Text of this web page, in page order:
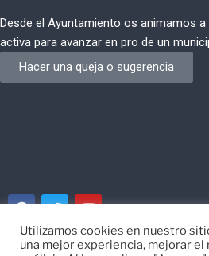
Desde el Ayuntamiento os animamos
activa para avanzar en pro de un
Hacer una queja o sugerencia
Utilizamos cookies en nuestro
una mejor experiencia, mejorar